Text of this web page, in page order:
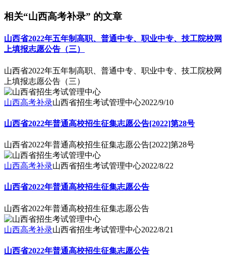
相关“山西高考补录” 的文章
山西省2022年五年制高职、普通中专、职业中专、技工院校网
上填报志愿公告（三）
山西省2022年五年制高职、普通中专、职业中专、技工院校网
上填报志愿公告（三）
山西高考补录山西省招生考试管理中心2022/9/10
山西省2022年普通高校招生征集志愿公告[2022]第28号
山西省2022年普通高校招生征集志愿公告[2022]第28号
山西高考补录山西省招生考试管理中心2022/8/22
山西省2022年普通高校招生征集志愿公告
山西省2022年普通高校招生征集志愿公告
山西高考补录山西省招生考试管理中心2022/8/21
山西省2022年普通高校招生征集志愿公告